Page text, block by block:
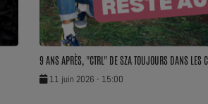
9 ANS APRÈS, "CTRL" DE SZA TOUJOURS DANS LES
11 juin 2026 - 15:00